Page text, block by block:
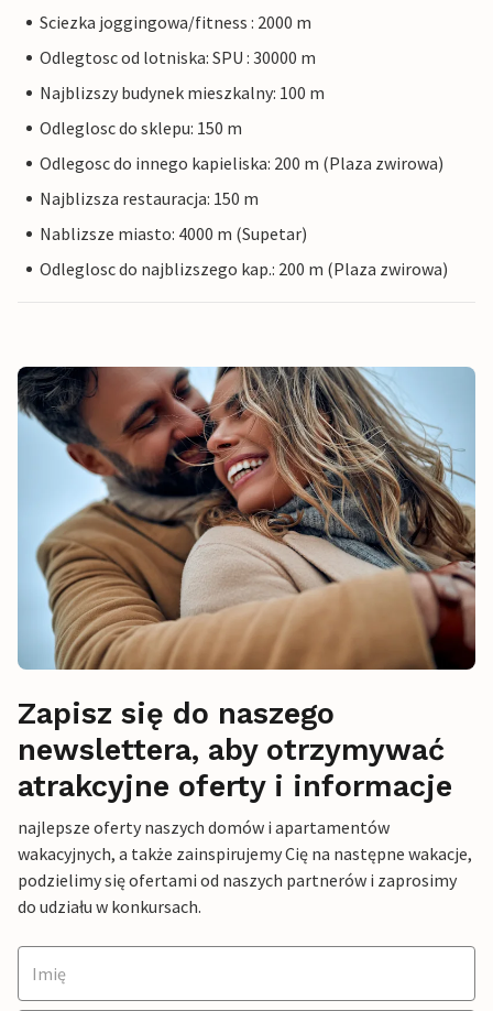
Sciezka joggingowa/fitness : 2000 m
Odlegtosc od lotniska: SPU : 30000 m
Najblizszy budynek mieszkalny: 100 m
Odleglosc do sklepu: 150 m
Odlegosc do innego kapieliska: 200 m (Plaza zwirowa)
Najblizsza restauracja: 150 m
Nablizsze miasto: 4000 m (Supetar)
Odleglosc do najblizszego kap.: 200 m (Plaza zwirowa)
Zapisz się do naszego
newslettera, aby otrzymywać
atrakcyjne oferty i informacje
najlepsze oferty naszych domów i apartamentów
wakacyjnych, a także zainspirujemy Cię na następne wakacje,
podzielimy się ofertami od naszych partnerów i zaprosimy
do udziału w konkursach.